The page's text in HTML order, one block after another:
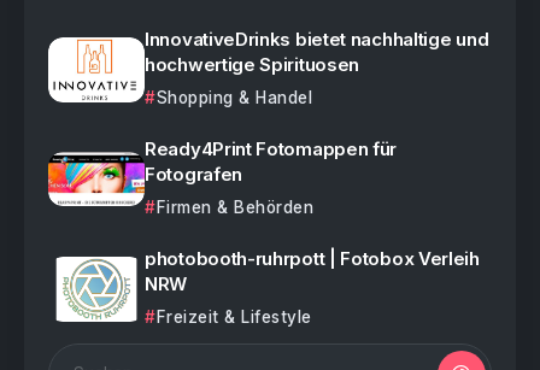
InnovativeDrinks bietet nachhaltige und
hochwertige Spirituosen
Shopping & Handel
Ready4Print Fotomappen für
Fotografen
Firmen & Behörden
photobooth-ruhrpott | Fotobox Verleih
NRW
Freizeit & Lifestyle